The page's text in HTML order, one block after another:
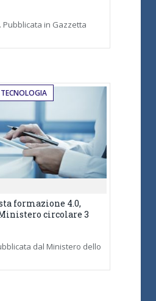
Pubblicata in Gazzetta
formazione 4.0,
circolare 3
dal Ministero dello